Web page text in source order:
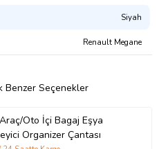
Siyah
Renault Megane
Benzer Seçenekler
Oto İçi Bagaj Eşya
Organizer Çantası